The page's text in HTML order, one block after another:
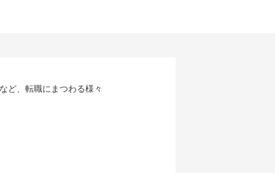
ど、転職にまつわる様々